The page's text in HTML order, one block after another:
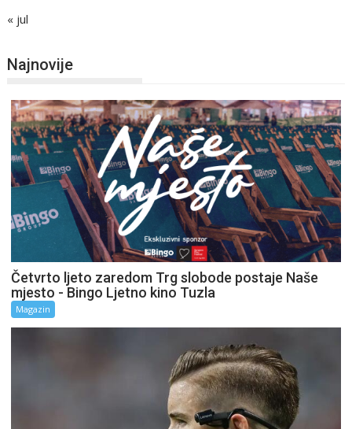
« jul
Najnovije
Četvrto ljeto zaredom Trg slobode postaje Naše
mjesto - Bingo Ljetno kino Tuzla
Magazin